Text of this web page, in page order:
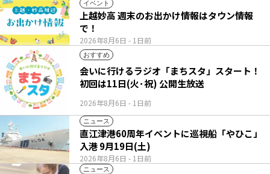
イベント
2026年8月6日 - 1日前
上越妙高 週末のお出かけ情報はタウン情報
で！
おすすめ
2026年8月6日 - 1日前
会いに行けるラジオ「まちスタ」スタート！
初回は11日(火･祝) 公開生放送
ニュース
2026年8月6日 - 1日前
直江津港60周年イベントに巡視船「やひこ」
入港 9月19日(土)
ニュース